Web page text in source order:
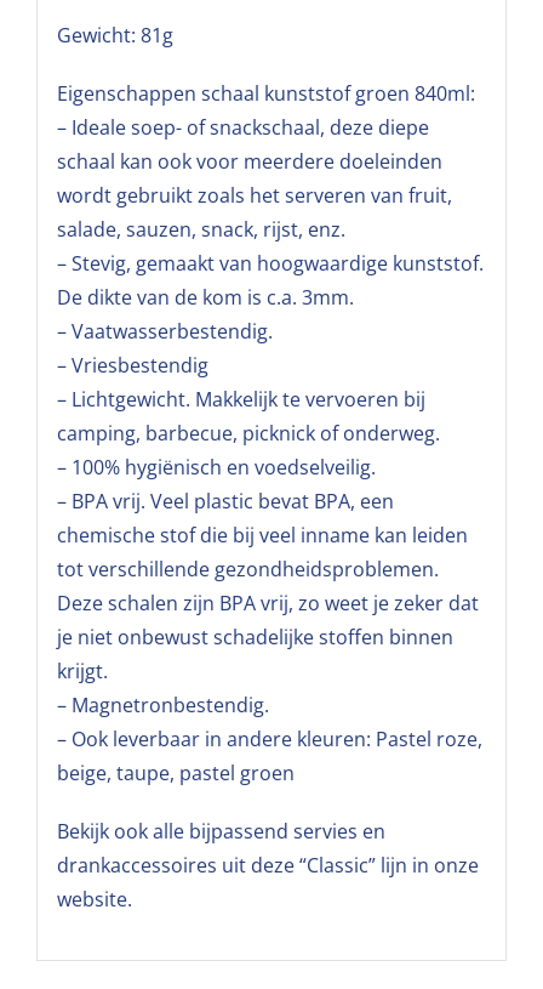
Gewicht: 81g
Eigenschappen schaal kunststof groen 840ml:
– Ideale soep- of snackschaal, deze diepe
schaal kan ook voor meerdere doeleinden
wordt gebruikt zoals het serveren van fruit,
salade, sauzen, snack, rijst, enz.
– Stevig, gemaakt van hoogwaardige kunststof.
De dikte van de kom is c.a. 3mm.
– Vaatwasserbestendig.
– Vriesbestendig
– Lichtgewicht. Makkelijk te vervoeren bij
camping, barbecue, picknick of onderweg.
– 100% hygiënisch en voedselveilig.
– BPA vrij. Veel plastic bevat BPA, een
chemische stof die bij veel inname kan leiden
tot verschillende gezondheidsproblemen.
Deze schalen zijn BPA vrij, zo weet je zeker dat
je niet onbewust schadelijke stoffen binnen
krijgt.
– Magnetronbestendig.
– Ook leverbaar in andere kleuren: Pastel roze,
beige, taupe, pastel groen
Bekijk ook alle bijpassend servies en
drankaccessoires uit deze “Classic” lijn in onze
website.